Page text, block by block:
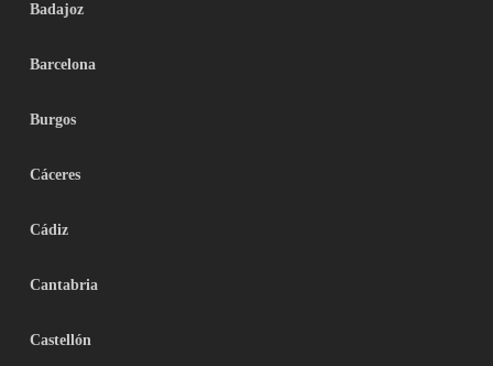
Badajoz
Barcelona
Burgos
Cáceres
Cádiz
Cantabria
Castellón